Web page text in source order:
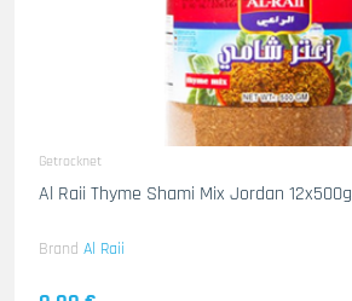
Getrocknet
Al Raii Thyme Shami Mix Jordan 12x500g
Brand Al Raii